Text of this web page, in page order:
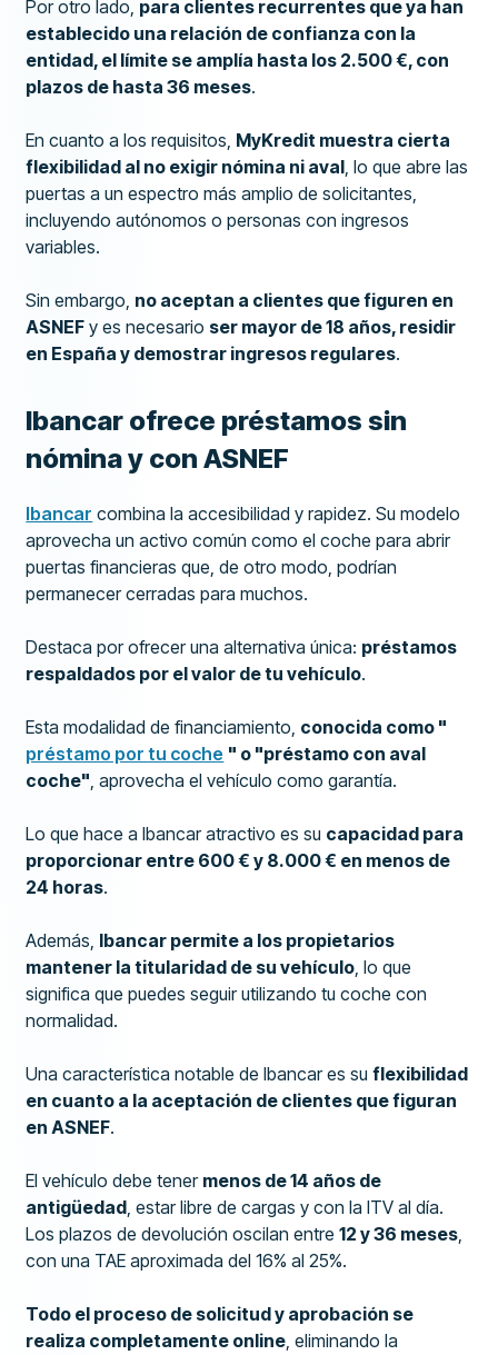
Por otro lado, para clientes recurrentes que ya han
establecido una relación de confianza con la
entidad, el límite se amplía hasta los 2.500 €, con
plazos de hasta 36 meses.
En cuanto a los requisitos, MyKredit muestra cierta
flexibilidad al no exigir nómina ni aval, lo que abre las
puertas a un espectro más amplio de solicitantes,
incluyendo autónomos o personas con ingresos
variables.
Sin embargo, no aceptan a clientes que figuren en
ASNEF y es necesario ser mayor de 18 años, residir
en España y demostrar ingresos regulares.
Ibancar ofrece préstamos sin
nómina y con ASNEF
Ibancar combina la accesibilidad y rapidez. Su modelo
aprovecha un activo común como el coche para abrir
puertas financieras que, de otro modo, podrían
permanecer cerradas para muchos.
Destaca por ofrecer una alternativa única: préstamos
respaldados por el valor de tu vehículo.
Esta modalidad de financiamiento, conocida como "
préstamo por tu coche " o "préstamo con aval
coche", aprovecha el vehículo como garantía.
Lo que hace a Ibancar atractivo es su capacidad para
proporcionar entre 600 € y 8.000 € en menos de
24 horas.
Además, Ibancar permite a los propietarios
mantener la titularidad de su vehículo, lo que
significa que puedes seguir utilizando tu coche con
normalidad.
Una característica notable de Ibancar es suflexibilidad
en cuanto a la aceptación de clientes que figuran
en ASNEF.
El vehículo debe tener menos de 14 años de
antigüedad, estar libre de cargas y con la ITV al día.
Los plazos de devolución oscilan entre12 y 36 meses,
con una TAE aproximada del 16% al 25%.
Todo el proceso de solicitud y aprobación se
realiza completamente online, eliminando la